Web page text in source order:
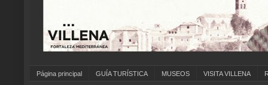
Página principal GUÍA TURÍSTICA MUSEOS VISITA VILLENA